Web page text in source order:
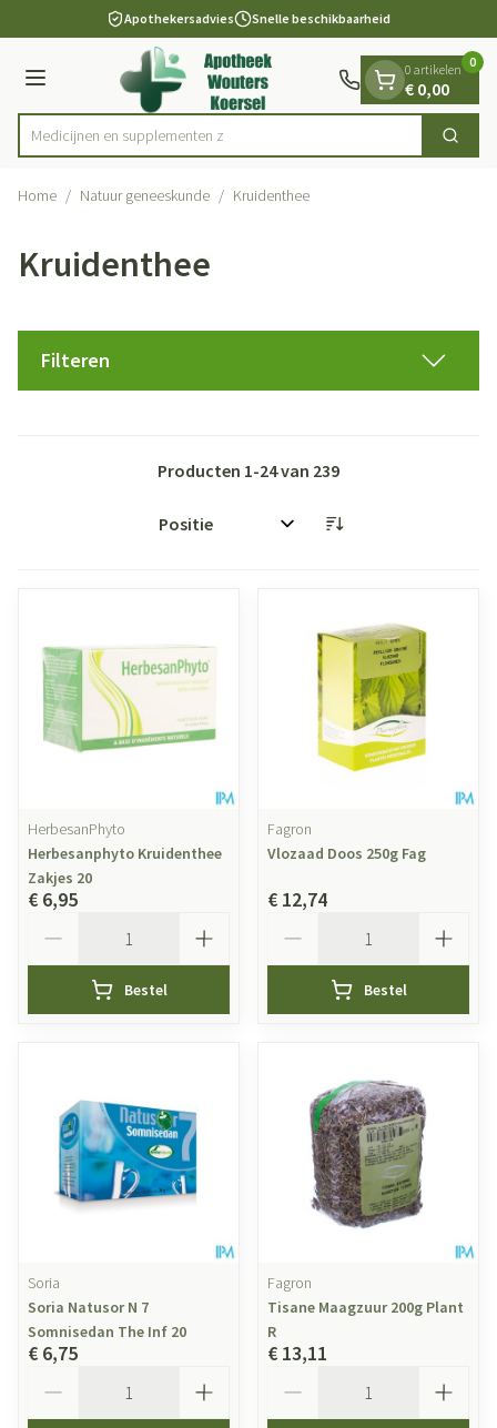
Ga naar de inhoudApothekersadvies Snelle beschikbaarheid
Menu
Product, merk, categorie...
Medicijnen Zoek
0 artikelen
€ 0,00
0
Home / Natuur geneeskunde / Kruidenthee
Kruidenthee
Filteren
Producten 1-24van 239
Sorteer op:
HerbesanPhyto
Herbesanphyto Kruidenthee
Zakjes 20
€ 6,95
Bestel
Fagron
Vlozaad Doos 250g Fag
€ 12,74
Bestel
Soria
Soria Natusor N 7
Somnisedan The Inf 20
€ 6,75
Fagron
Tisane Maagzuur 200g Plant
R
€ 13,11